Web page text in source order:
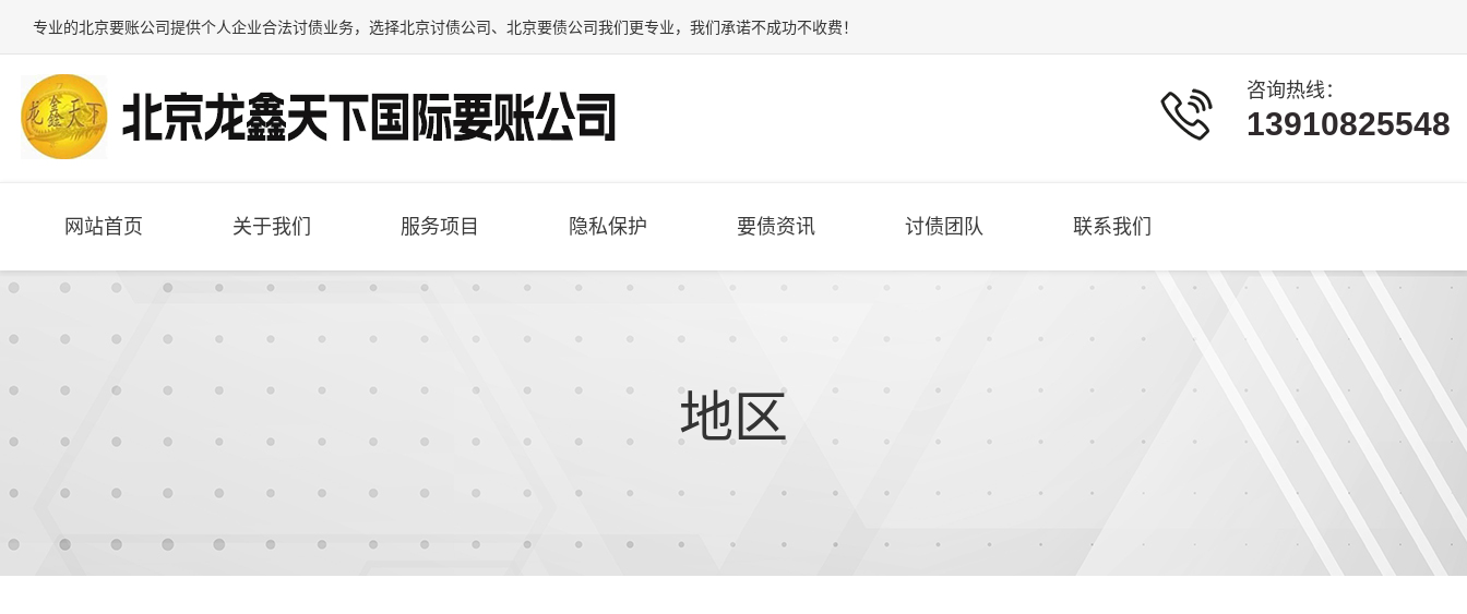
专业的北京要账公司提供个人企业合法讨债业务，选择北京讨债公司、 北京要债公司我们更专业，我们承诺不成功不收费！
咨询热线：
13910825548
网站首页 关于我们 服务项目 隐私保护 要债资讯 讨债团队 联系我们
地区